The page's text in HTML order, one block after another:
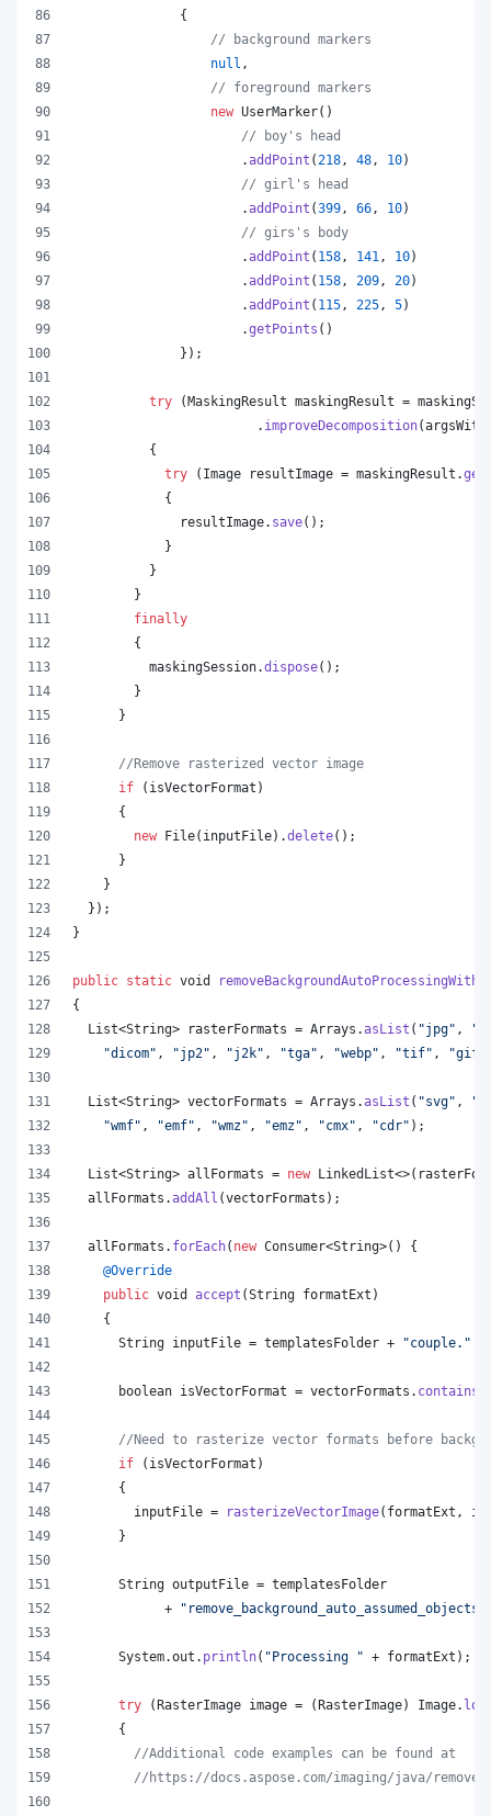
              {
// background markers
null ,
// foreground markers
new UserMarker()
// boy's head
                      .
addPoint ( 218 , 48 , 10)
// girl's head
                      .
addPoint (399 , 66 , 10)
// girs's body
                      .
addPoint ( 158 , 141 , 10)
                      .
addPoint ( 158 , 209 , 20)
                      .
addPoint ( 115 , 225 , 5)
                      .
getPoints ()
              });
try (MaskingResult maskingResult =
                        .
improveDecomposition(
          {
try ( Image resultImage = maskingResult .
            {
resultImage. save();
            }
          }
        }
finally
        {
maskingSession.dispose();
        }
      }
//Remove rasterized vector image
if ( isVectorFormat )
      {
new File( inputFile).delete();
      }
    }
  });
}
public static void
{
List<String> rasterFormats = Arrays .asList ( "jpg" ,
"dicom" , "jp2" , "j2k" , "tga" , "webp" , "tif" , "gif"
List<String> vectorFormats = Arrays .asList ( "svg" ,
"wmf" , "emf" , "wmz" , "emz" , "cmx" , "cdr" );
List<String> allFormats = new LinkedList<>(
allFormats .addAll (vectorFormats );
allFormats . forEach( new Consumer<String>() {
@Override
public void accept (String formatExt )
    {
String inputFile = templatesFolder + "couple."
boolean isVectorFormat = vectorFormats . contains
//Need to rasterize vector formats before
if ( isVectorFormat )
      {
inputFile = rasterizeVectorImage( formatExt ,
      }
String outputFile = templatesFolder
            +
System.out . println( "Processing " + formatExt );
try (RasterImage image = (RasterImage) Image.
      {
//Additional code examples can be found at
//https://docs.aspose.com/imaging/java/remove-